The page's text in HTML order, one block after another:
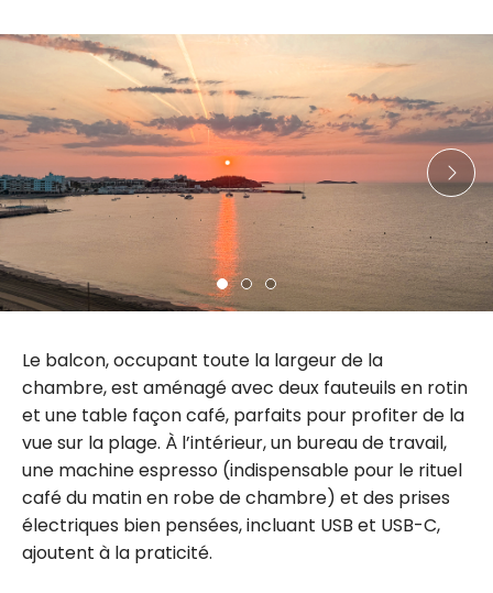
Le balcon, occupant toute la largeur de la
chambre, est aménagé avec deux fauteuils en rotin
et une table façon café, parfaits pour profiter de la
vue sur la plage. À l’intérieur, un bureau de travail,
une machine espresso (indispensable pour le rituel
café du matin en robe de chambre) et des prises
électriques bien pensées, incluant USB et USB-C,
ajoutent à la praticité.